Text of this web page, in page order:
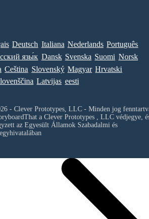
Deutsch Italiana Nederlands Português
язы́к Dansk Svenska Suomi Norsk
Ceština Slovenský Magyar Hrvatski
Latvijas eesti
- Clever Prototypes, LLC - Minden jog
a Clever Prototypes , LLCvédjegye,
az Egyesült Államok Szabadalmi és